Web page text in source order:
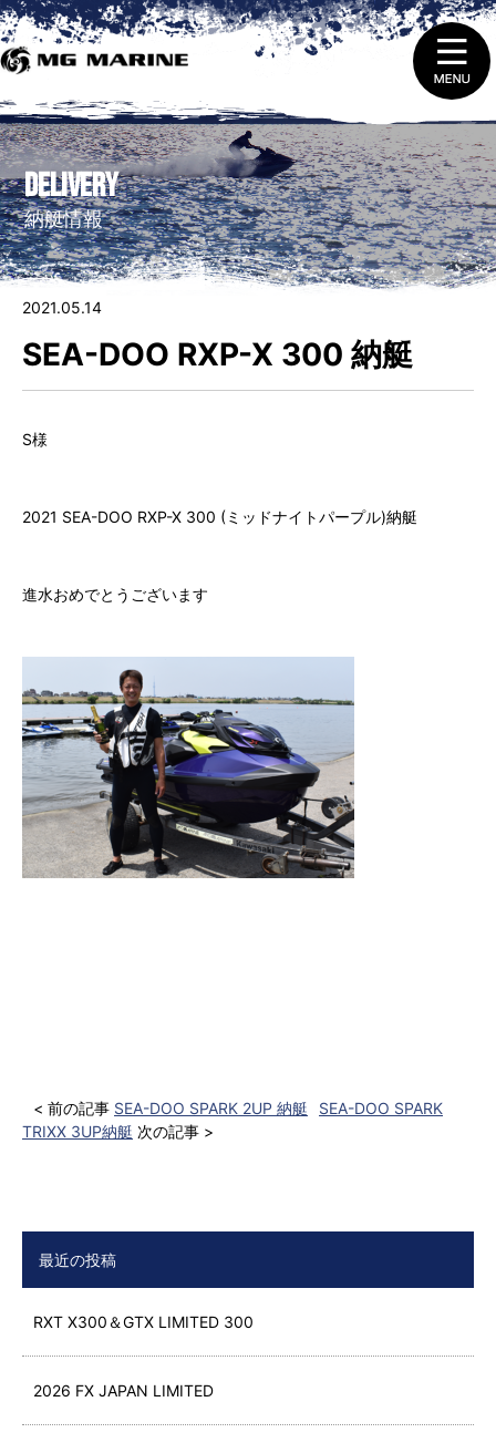
1.ニュース＆トピックス
2.船舶免許取得 ・ 免許証の更新と失効
3.販売（新艇＆中古艇）
5.整備 ・ 修理を依頼する
6.艇庫会員（マリーナ保管）に入会する
7.ゲレンデ会員（自宅保管）に入会する
8.
10.会社情報
⑪ チャーター
DELIVERY
納艇情報
2021.05.14
SEA-DOO RXP-X 300 納艇
S様
2021 SEA-DOO RXP-X 300 (ミッドナイトパープル)納艇
進水おめでとうございます
< 前の記事 SEA-DOO SPARK 2UP 納艇
SEA-DOO SPARK
TRIXX 3UP納艇 次の記事 >
最近の投稿
RXT X300＆GTX LIMITED 300
2026 FX JAPAN LIMITED